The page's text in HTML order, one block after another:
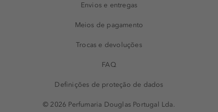
Envios e entregas
Meios de pagamento
Trocas e devoluções
FAQ
Definições de proteção de dados
© 2026 Perfumaria Douglas Portugal Lda.